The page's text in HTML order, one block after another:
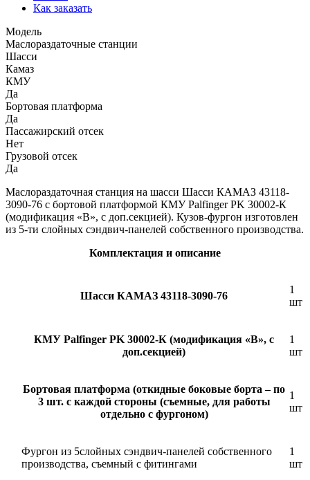
Как заказать
Модель
Маслораздаточные станции
Шасси
Камаз
КМУ
Да
Бортовая платформа
Да
Пассажирский отсек
Нет
Грузовой отсек
Да
Маслораздаточная станция на шасси Шасси КАМАЗ 43118-
3090-76 с бортовой платформой КМУ Palfinger PK 30002-К
(модификация «B», с доп.секцией). Кузов-фургон изготовлен
из 5-ти слойных сэндвич-панелей собственного производства.
Комплектация и описание
Шасси КАМАЗ 43118-3090-76
1
шт
КМУ Palfinger PK 30002-К (модификация «B», с
доп.секцией)
1
шт
Бортовая платформа (откидные боковые борта – по
3 шт. с каждой стороны (съемные, для работы
отдельно с фургоном)
1
шт
Фургон из 5слойных сэндвич-панелей собственного
производства, съемный с фитингами
1
шт